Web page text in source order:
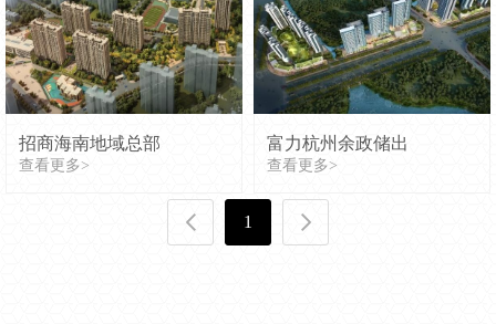
招商海南地域总部
查看更多>
富力杭州余政储出
查看更多>
1